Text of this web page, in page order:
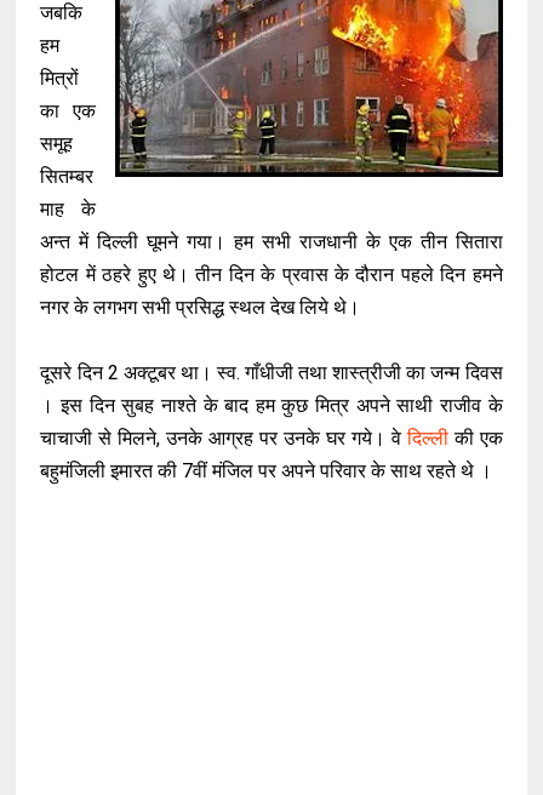
जबकि
हम
मित्रों
का एक
समूह
सितम्बर
माह के
अन्त में दिल्ली घूमने गया। हम सभी राजधानी के एक तीन सितारा
होटल में ठहरे हुए थे। तीन दिन के प्रवास के दौरान पहले दिन हमने
नगर के लगभग सभी प्रसिद्ध स्थल देख लिये थे।
दूसरे दिन 2 अक्टूबर था। स्व. गाँधीजी तथा शास्त्रीजी का जन्म दिवस
। इस दिन सुबह नाश्ते के बाद हम कुछ मित्र अपने साथी राजीव के
चाचाजी से मिलने, उनके आग्रह पर उनके घर गये। वेदिल्लीकी एक
बहुमंजिली इमारत की 7वीं मंजिल पर अपने परिवार के साथ रहते थे ।